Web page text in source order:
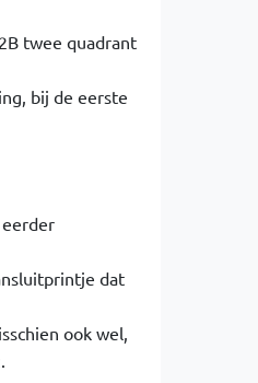
twee quadrant
bij de eerste
dat
ook wel,